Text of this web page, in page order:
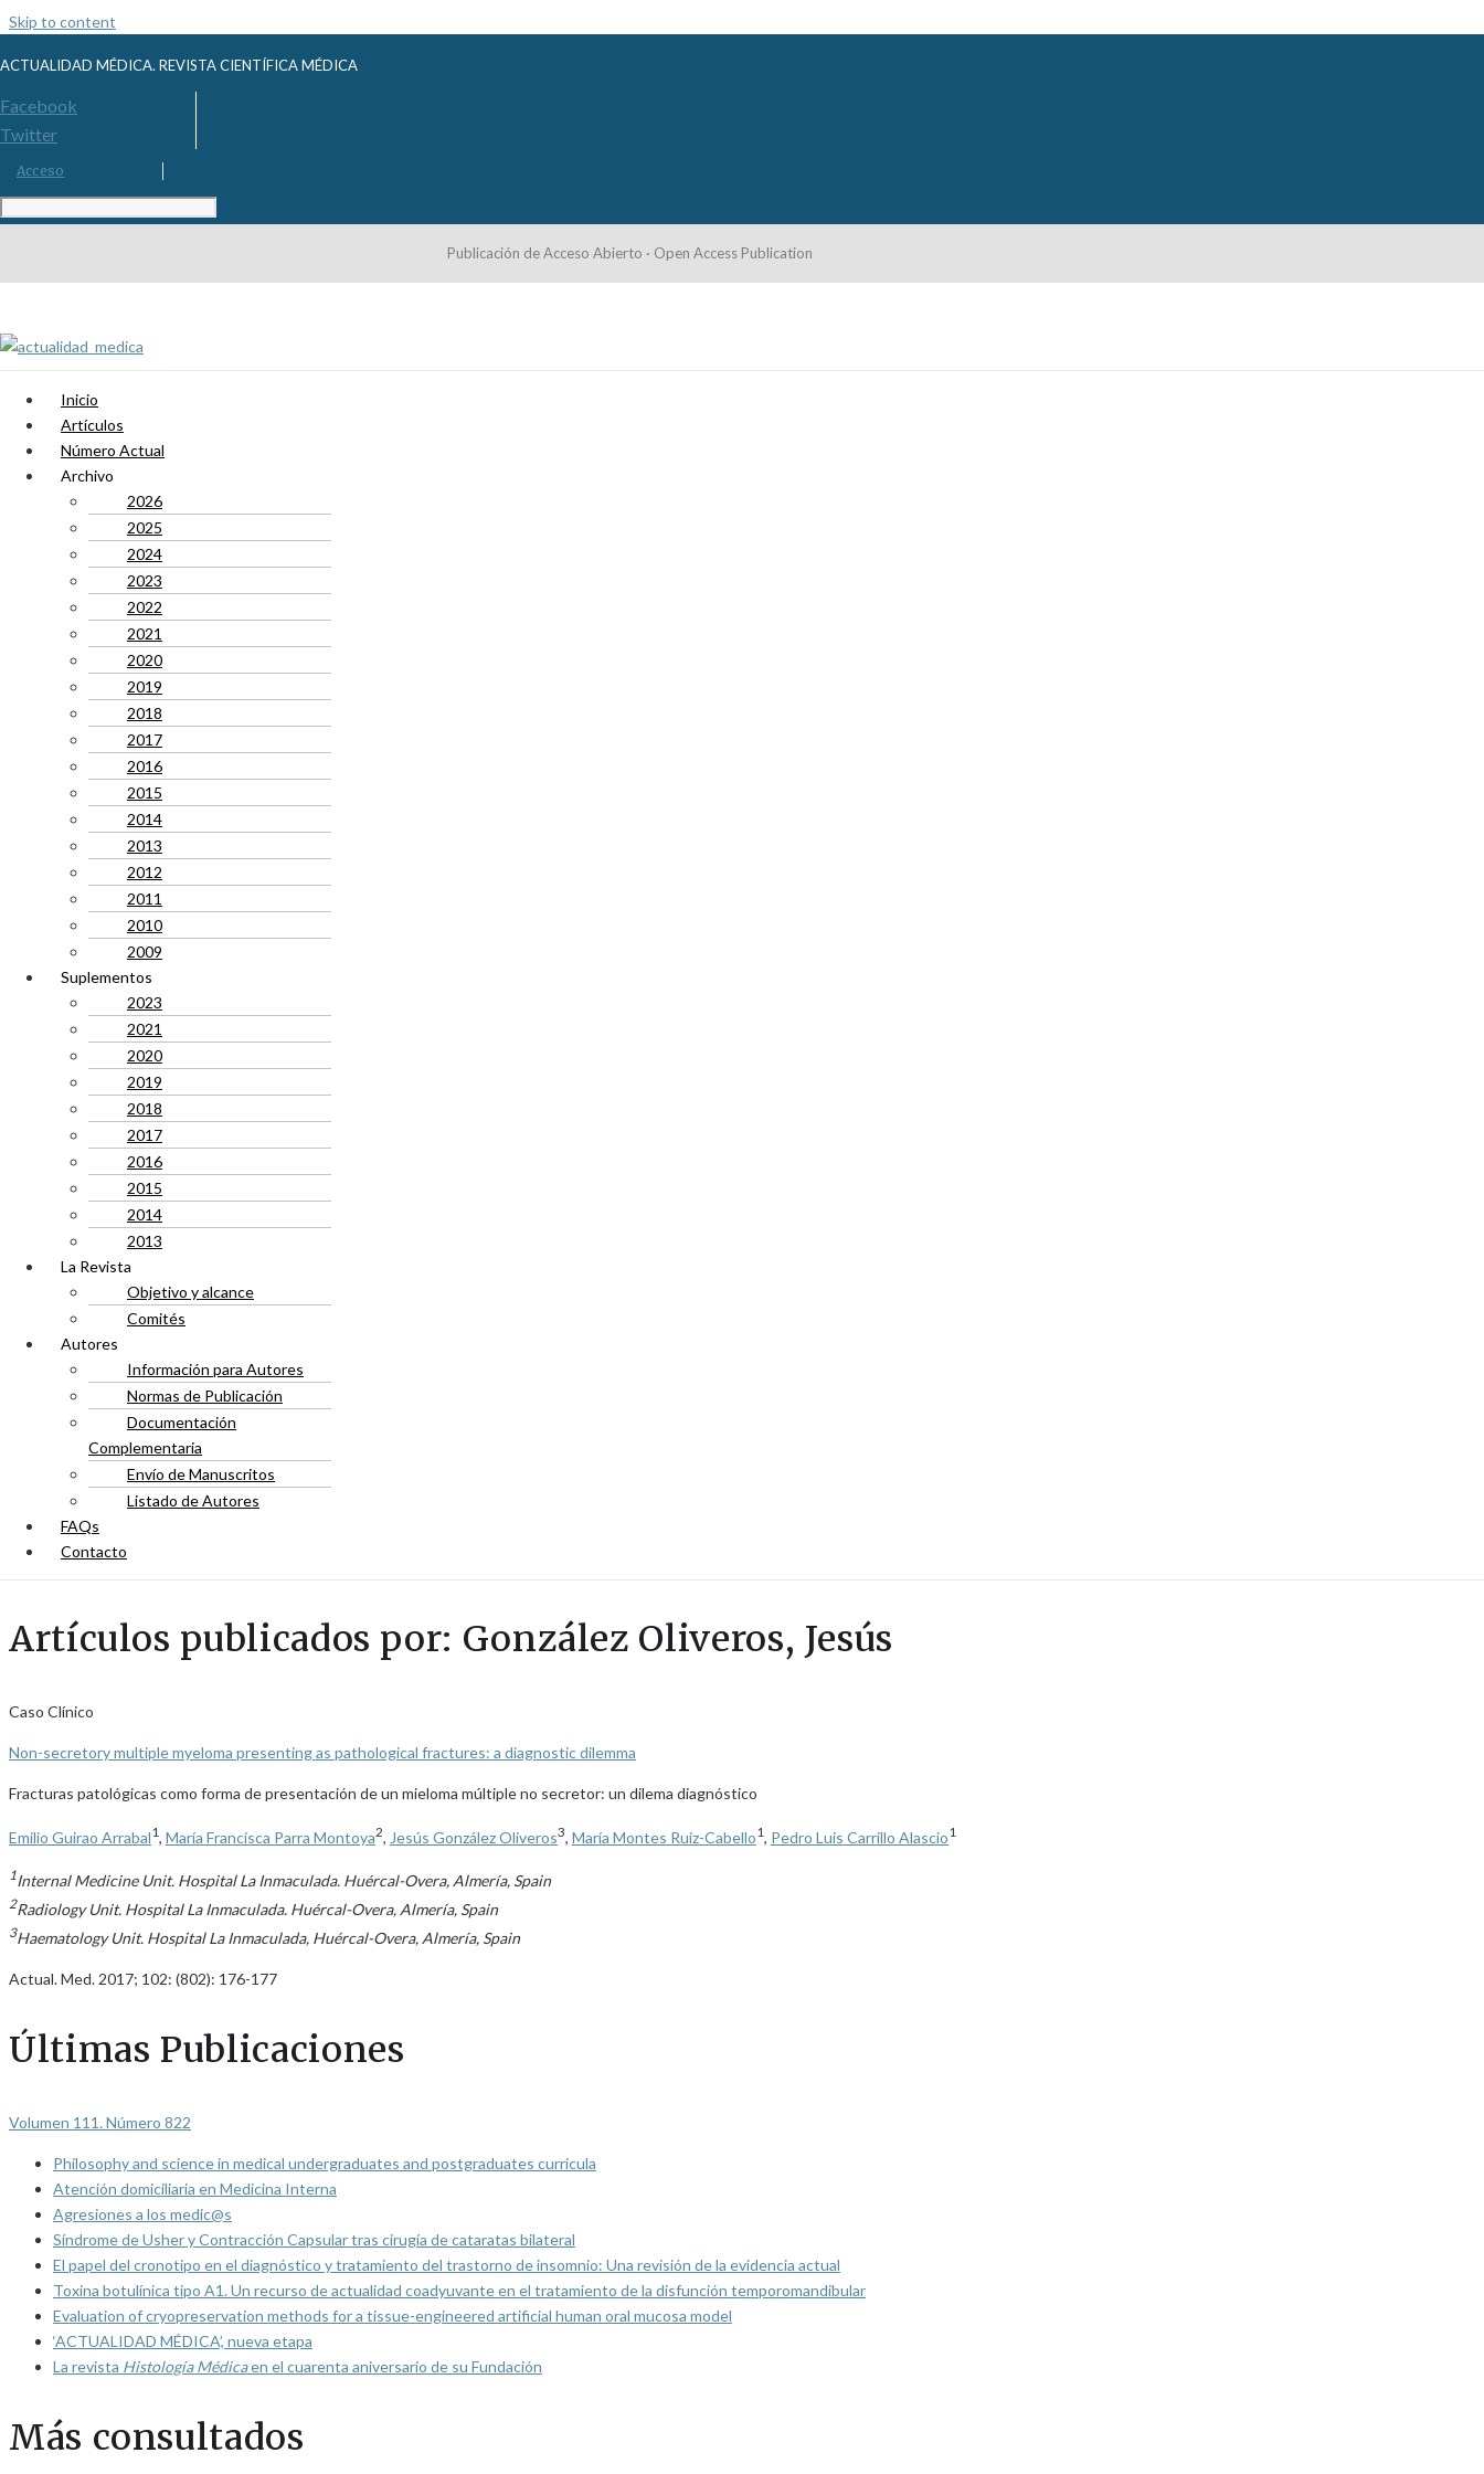
Skip to content
ACTUALIDAD MÉDICA. REVISTA CIENTÍFICA MÉDICA
Facebook
Twitter
Acceso
Publicación de Acceso Abierto · Open Access Publication
Inicio
Artículos
Número Actual
Archivo
2026
2025
2024
2023
2022
2021
2020
2019
2018
2017
2016
2015
2014
2013
2012
2011
2010
2009
Suplementos
2023
2021
2020
2019
2018
2017
2016
2015
2014
2013
La Revista
Objetivo y alcance
Comités
Autores
Información para Autores
Normas de Publicación
Documentación
Complementaria
Envío de Manuscritos
Listado de Autores
FAQs
Contacto
Artículos publicados por: González Oliveros, Jesús
Caso Clínico
Non-secretory multiple myeloma presenting as pathological fractures: a diagnostic dilemma
Fracturas patológicas como forma de presentación de un mieloma múltiple no secretor: un dilema diagnóstico
Emilio Guirao Arrabal1, María Francisca Parra Montoya2, Jesús González Oliveros3, María Montes Ruiz-Cabello1, Pedro Luis Carrillo Alascio1
1Internal Medicine Unit. Hospital La Inmaculada. Huércal-Overa, Almería, Spain
2Radiology Unit. Hospital La Inmaculada. Huércal-Overa, Almería, Spain
3Haematology Unit. Hospital La Inmaculada, Huércal-Overa, Almería, Spain
Actual. Med. 2017; 102: (802): 176-177
Últimas Publicaciones
Volumen 111. Número 822
Philosophy and science in medical undergraduates and postgraduates curricula
Atención domiciliaria en Medicina Interna
Agresiones a los medic@s
Síndrome de Usher y Contracción Capsular tras cirugía de cataratas bilateral
El papel del cronotipo en el diagnóstico y tratamiento del trastorno de insomnio: Una revisión de la evidencia actual
Toxina botulínica tipo A1. Un recurso de actualidad coadyuvante en el tratamiento de la disfunción temporomandibular
Evaluation of cryopreservation methods for a tissue-engineered artificial human oral mucosa model
‘ACTUALIDAD MÉDICA’, nueva etapa
La revista Histología Médicaen el cuarenta aniversario de su Fundación
Más consultados